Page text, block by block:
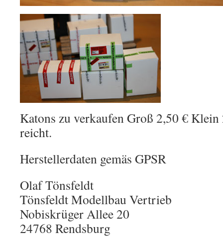
Katons zu verkaufen Groß 2,50 €
reicht.
Herstellerdaten gemäs GPSR
Olaf Tönsfeldt
Tönsfeldt Modellbau Vertrieb
Nobiskrüger Allee 20
24768 Rendsburg